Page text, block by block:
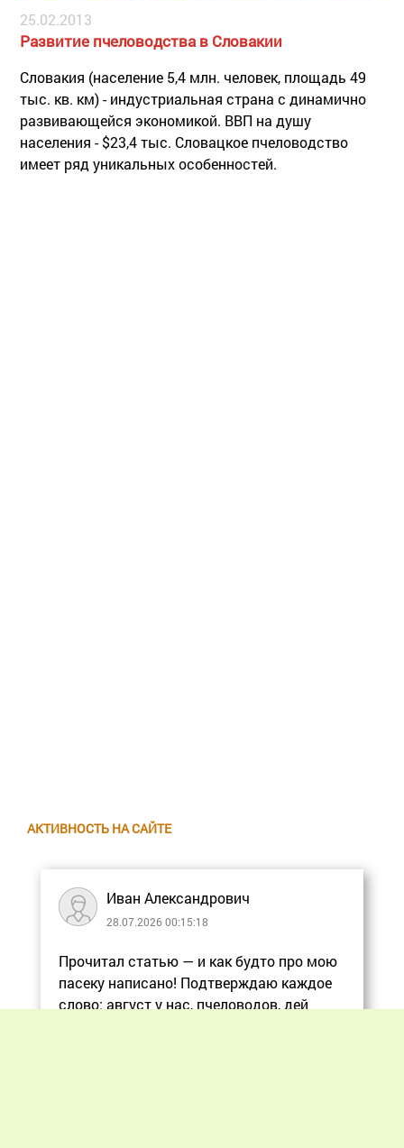
25.02.2013
Развитие пчеловодства в Словакии
Словакия (население 5,4 млн. человек, площадь 49
тыс. кв. км) - индустриальная страна с динамично
развивающейся экономикой. ВВП на душу
населения - $23,4 тыс. Словацкое пчеловодство
имеет ряд уникальных особенностей.
АКТИВНОСТЬ НА САЙТЕ
Иван Александрович
28.07.2026 00:15:18
Прочитал статью — и как будто про мою
пасеку написано! Подтверждаю каждое
слово: август у нас, пчеловодов, дей